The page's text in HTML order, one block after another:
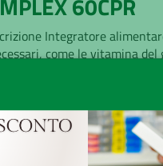
Integratore
come le vitamina del
ed il rame. Garantisce un
Srl